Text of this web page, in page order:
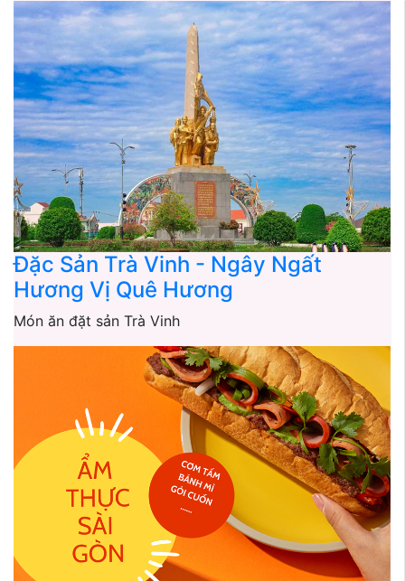
Đặc Sản Trà Vinh - Ngây Ngất
Hương Vị Quê Hương
Món ăn đặt sản Trà Vinh